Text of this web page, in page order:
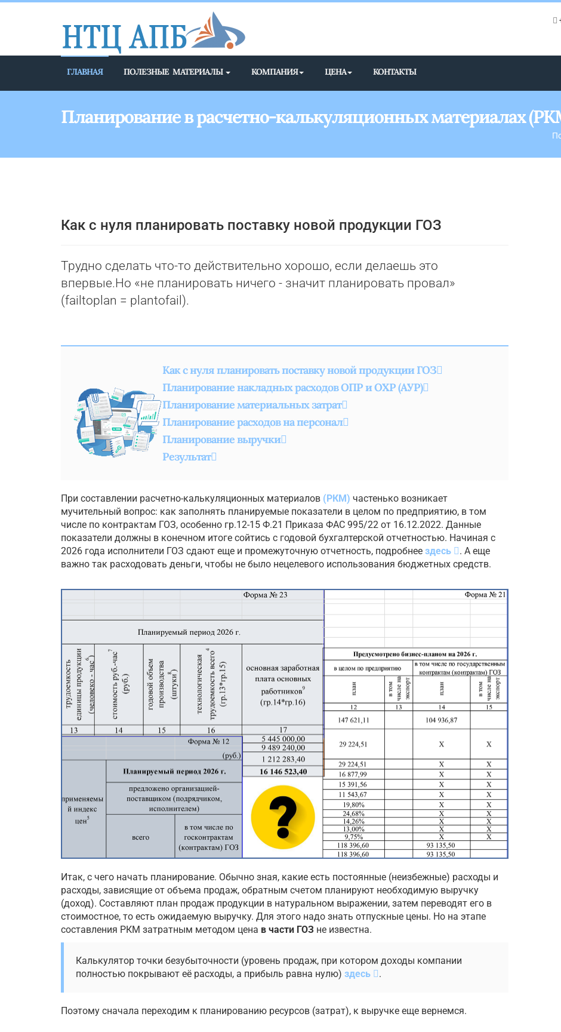
ГЛАВНАЯ ПОЛЕЗНЫЕ МАТЕРИАЛЫ КОМПАНИЯ ЦЕНА КОНТАКТЫ
Планирование в расчетно-калькуляционных материалах
Как с нуля планировать поставку новой продукции ГОЗ
Трудно сделать что-то действительно хорошо, если делаешь это
впервые.Но «не планировать ничего - значит планировать провал»
(failtoplan = plantofail).
Как с нуля планировать поставку новой продукции ГОЗ
Планирование накладных расходов ОПР и ОХР (АУР)
Планирование материальных затрат
Планирование расходов на персонал
Планирование выручки
Результат
При составлении расчетно-калькуляционных материалов (РКМ) частенько возникает
мучительный вопрос: как заполнять планируемые показатели в целом по предприятию, в том
числе по контрактам ГОЗ, особенно гр.12-15 Ф.21 Приказа ФАС 995/22 от 16.12.2022. Данные
показатели должны в конечном итоге сойтись с годовой бухгалтерской отчетностью. Начиная с
2026 года исполнители ГОЗ сдают еще и промежуточную отчетность, подробнее здесь
. А еще
важно так расходовать деньги, чтобы не было нецелевого использования бюджетных средств.
Итак, с чего начать планирование. Обычно зная, какие есть постоянные (неизбежные) расходы и
расходы, зависящие от объема продаж, обратным счетом планируют необходимую выручку
(доход). Составляют план продаж продукции в натуральном выражении, затем переводят его в
стоимостное, то есть ожидаемую выручку. Для этого надо знать отпускные цены. Но на этапе
составления РКМ затратным методом цена в части ГОЗ не известна.
Калькулятор точки безубыточности (уровень продаж, при котором доходы компании
полностью покрывают её расходы, а прибыль равна нулю) здесь .
Поэтому сначала переходим к планированию ресурсов (затрат), к выручке еще вернемся.